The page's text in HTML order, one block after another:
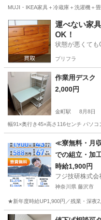
MUJI・IKEA家具＋冷蔵庫＋洗濯機＋
東京 世田谷区 下北沢駅
運べない家
OK！
状態が悪くても
プリフラ
作業用デスク
2,000円
金町駅 8月8日
幅91×奥行き45×高さ116センチ パソ
金町駅 テー
≪寮無料・月
での組立・加
時給1,900円
フジ技研株式
神奈川県 藤沢市
★新年度時給UP1,900円／残業・深夜
神奈川 藤沢市 その他